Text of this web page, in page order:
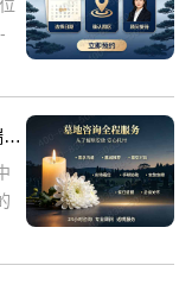
清东陵万佛园景观艺术墓碑完整报价 高端墓型大额直降活动详解